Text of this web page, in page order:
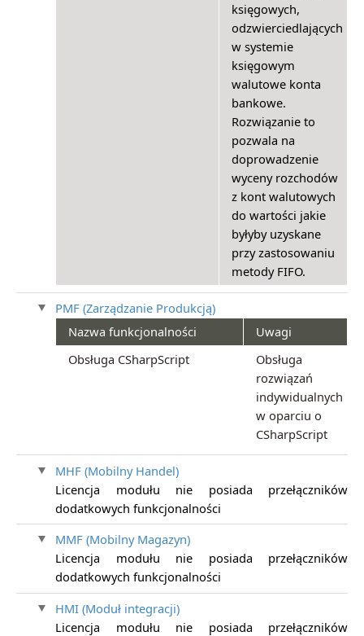
księgowych,
odzwierciedlających
w systemie
księgowym
walutowe konta
bankowe.
Rozwiązanie to
pozwala na
doprowadzenie
wyceny rozchodów
z kont walutowych
do wartości jakie
byłyby uzyskane
przy zastosowaniu
metody FIFO.
PMF (Zarządzanie Produkcją)
Nazwa funkcjonalności
Uwagi
Obsługa CSharpScript
Obsługa
rozwiązań
indywidualnych
w oparciu o
CSharpScript
MHF (Mobilny Handel)
Licencja modułu nie posiada przełączników
dodatkowych funkcjonalności
MMF (Mobilny Magazyn)
Licencja modułu nie posiada przełączników
dodatkowych funkcjonalności
HMI (Moduł integracji)
Licencja modułu nie posiada przełączników